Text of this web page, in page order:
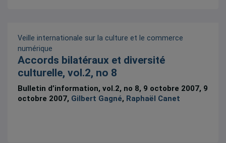
Veille internationale sur la culture et le commerce
numérique
Accords bilatéraux et diversité
culturelle, vol.2, no 8
Bulletin d’information, vol.2, no 8, 9 octobre 2007, 9
octobre 2007, Gilbert Gagné, Raphaël Canet